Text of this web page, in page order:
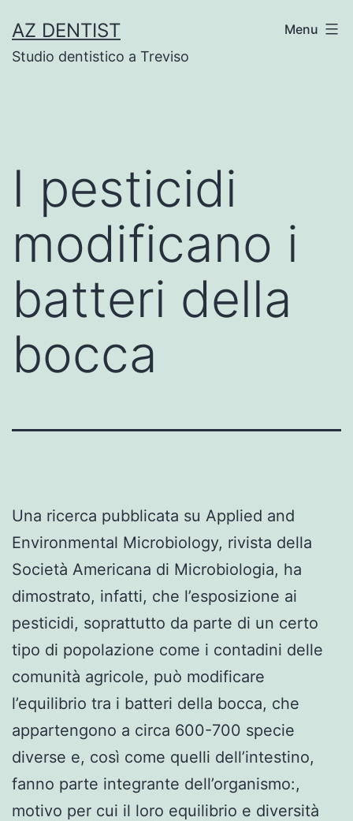
to
content
AZ DENTIST
Studio dentistico a Treviso
Menu
I pesticidi
modificano i
batteri della
bocca
Una ricerca pubblicata su Applied and
Environmental Microbiology, rivista della
Società Americana di Microbiologia, ha
dimostrato, infatti, che l’esposizione ai
pesticidi, soprattutto da parte di un certo
tipo di popolazione come i contadini delle
comunità agricole, può modificare
l’equilibrio tra i batteri della bocca, che
appartengono a circa 600-700 specie
diverse e, così come quelli dell’intestino,
fanno parte integrante dell’organismo:,
motivo per cui il loro equilibrio e diversità